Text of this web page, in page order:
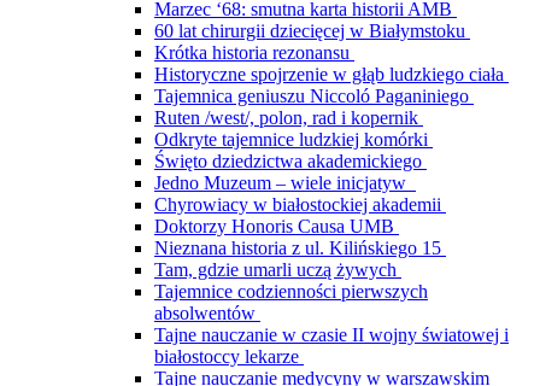
Marzec ‘68: smutna karta historii AMB
60 lat chirurgii dziecięcej w Białymstoku
Krótka historia rezonansu
Historyczne spojrzenie w głąb ludzkiego ciała
Tajemnica geniuszu Niccoló Paganiniego
Ruten /west/, polon, rad i kopernik
Odkryte tajemnice ludzkiej komórki
Święto dziedzictwa akademickiego
Jedno Muzeum – wiele inicjatyw
Chyrowiacy w białostockiej akademii
Doktorzy Honoris Causa UMB
Nieznana historia z ul. Kilińskiego 15
Tam, gdzie umarli uczą żywych
Tajemnice codzienności pierwszych
absolwentów
Tajne nauczanie w czasie II wojny światowej i
białostoccy lekarze
Tajne nauczanie medycyny w warszawskim